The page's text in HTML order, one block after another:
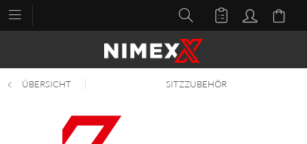
ÜBERSICHT SITZZUBEHÖR